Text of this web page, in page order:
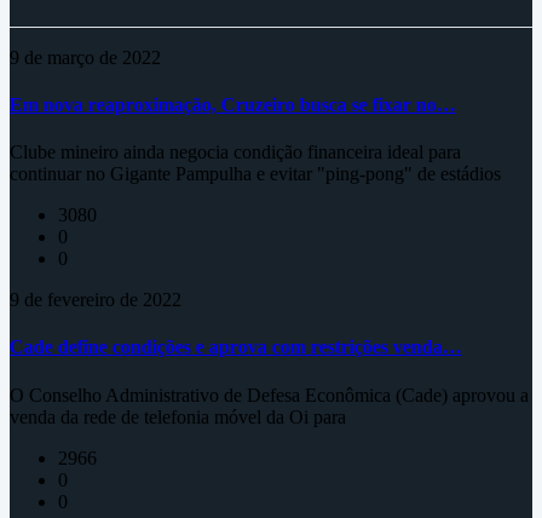
9 de março de 2022
Em nova reaproximação, Cruzeiro busca se fixar no…
Clube mineiro ainda negocia condição financeira ideal para
continuar no Gigante Pampulha e evitar "ping-pong" de estádios
3080
0
0
9 de fevereiro de 2022
Cade define condições e aprova com restrições venda…
O Conselho Administrativo de Defesa Econômica (Cade) aprovou a
venda da rede de telefonia móvel da Oi para
2966
0
0